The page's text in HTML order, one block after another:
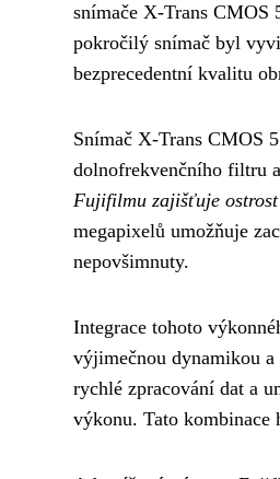
snímače X-Trans CMOS
pokročilý snímač byl
bezprecedentní kvalitu
Snímač X-Trans CMOS
dolnofrekvenčního filtru
Fujifilmu zajišťuje
megapixelů umožňuje
nepovšimnuty.
Integrace tohoto
výjimečnou dynamikou a
rychlé zpracování dat a
výkonu. Tato kombinace